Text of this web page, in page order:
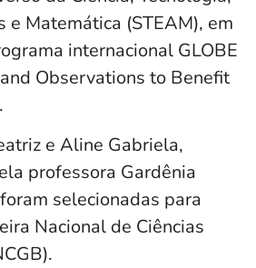
e Matemática (STEAM), em
internacional GLOBE
Observations to Benefit
e Aline Gabriela,
professora Gardênia
selecionadas para
Nacional de Ciências